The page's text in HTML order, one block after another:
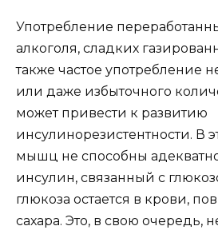
Употребление
алкоголя, сладких
также частое употребление
или даже избыточного
может привести к развитию
инсулинорезистентности. В
мышц не способны
инсулин, связанный с
глюкоза остается в крови,
сахара. Это, в свою очередь,